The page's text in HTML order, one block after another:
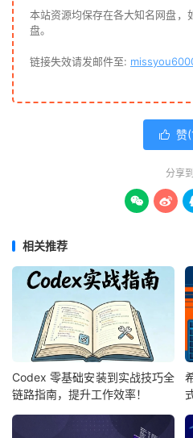
本站资源均保存在各大知名网盘，
盘。
链接失效请发邮件至:
 赞(
分享到
 
相关推荐
Codex 零基础安装到实战技巧全
链路指南，提升工作效率！